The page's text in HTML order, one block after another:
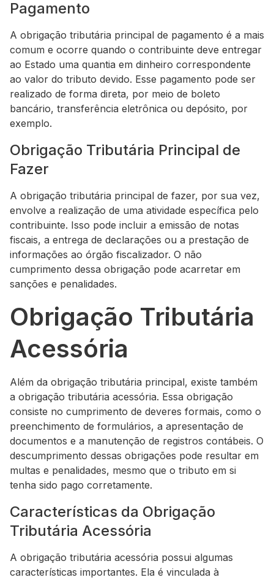
Pagamento
A obrigação tributária principal de pagamento é a mais
comum e ocorre quando o contribuinte deve entregar
ao Estado uma quantia em dinheiro correspondente
ao valor do tributo devido. Esse pagamento pode ser
realizado de forma direta, por meio de boleto
bancário, transferência eletrônica ou depósito, por
exemplo.
Obrigação Tributária Principal de
Fazer
A obrigação tributária principal de fazer, por sua vez,
envolve a realização de uma atividade específica pelo
contribuinte. Isso pode incluir a emissão de notas
fiscais, a entrega de declarações ou a prestação de
informações ao órgão fiscalizador. O não
cumprimento dessa obrigação pode acarretar em
sanções e penalidades.
Obrigação Tributária
Acessória
Além da obrigação tributária principal, existe também
a obrigação tributária acessória. Essa obrigação
consiste no cumprimento de deveres formais, como o
preenchimento de formulários, a apresentação de
documentos e a manutenção de registros contábeis. O
descumprimento dessas obrigações pode resultar em
multas e penalidades, mesmo que o tributo em si
tenha sido pago corretamente.
Características da Obrigação
Tributária Acessória
A obrigação tributária acessória possui algumas
características importantes. Ela é vinculada à